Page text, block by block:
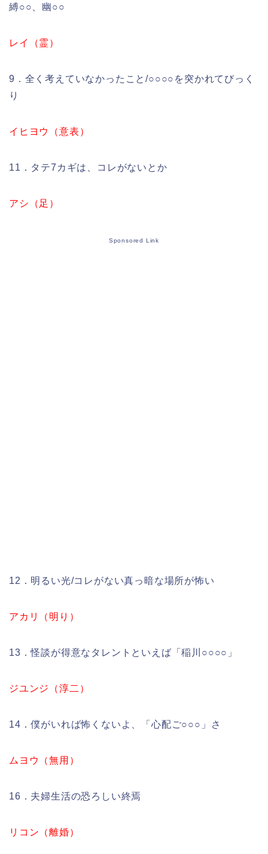
縛○○、幽○○
レイ（霊）
9．全く考えていなかったこと/○○○○を突かれてびっく
り
イヒヨウ（意表）
11．タテ7カギは、コレがないとか
アシ（足）
Sponsored Link
12．明るい光/コレがない真っ暗な場所が怖い
アカリ（明り）
13．怪談が得意なタレントといえば「稲川○○○○」
ジユンジ（淳二）
14．僕がいれば怖くないよ、「心配ご○○○」さ
ムヨウ（無用）
16．夫婦生活の恐ろしい終焉
リコン（離婚）